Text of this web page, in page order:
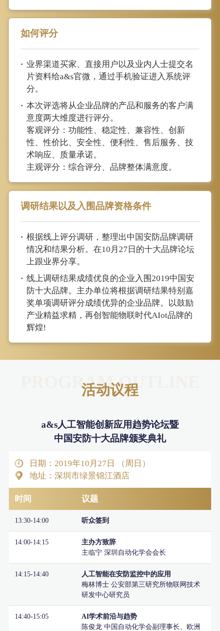
如何评分
• 业界渠道买家、直接用户以及业内人士提交名
片资料给a&s官微，通过手机验证进入系统评
分。
• 本次评选将从企业品牌的产品和服务的客户满
意度两大维度进行评分。
客观评分：功能性、稳定性、兼容性、创新
性、性价比、安全性、便利性、售后服务、技
术响应、质量承诺。
主观评分：综合评分、品牌整体满意度。
调研结果以及入围品牌资格条件
• 根据线上评分调研，整理出中国安防品牌调研
情况和结果分析。在10月27日的十大品牌论坛
上跟业界分享。
• 线上调研结果成绩优良的企业入围2019中国安
防十大品牌。主办单位将根据调研结果特别嘉
奖单项调研评分成绩优异的企业品牌。以鼓励
产业精益求精，再创智能物联时代AIot品牌的
辉煌!
PROGRAM OUTLINE
活动议程
a&s人工智能创新应用趋势论坛暨
中国安防十大品牌颁奖典礼
日期：2019年10月27日 （周日）
地址：深圳市绿景锦江酒店
时间 议题
13:30-14:00 听众签到
14:00-14:15
主办方致辞
主临宁 深圳自动化学会会长
14:15-14:40
人工智能在安防监控中的应用
梅林博士 公安部第三研究所物联网技术
研发中心研究员
14:40-15:05
AI学术前沿与趋势
陈俊龙 中国自动化学会副理事长、欧洲